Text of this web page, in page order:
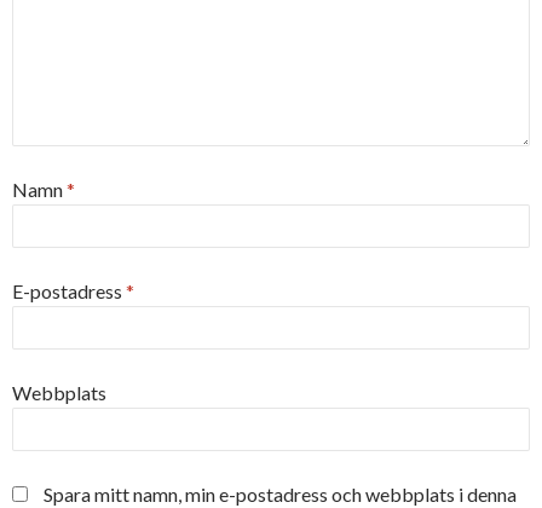
Namn*
E-postadress *
Webbplats
Spara mitt namn, min e-postadress och webbplats i denna